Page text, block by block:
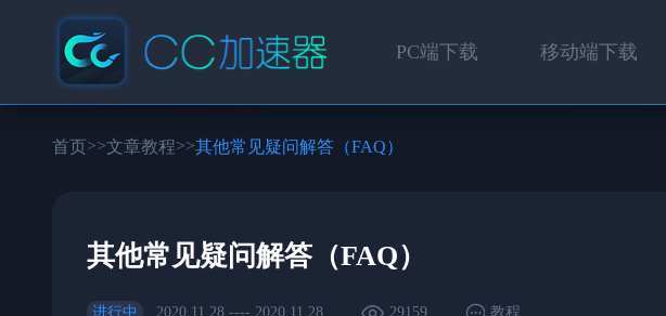
PC端下载 移动端下载
首页>>文章教程>>其他常见疑问解答（FAQ）
其他常见疑问解答（FAQ）
进行中 2020.11.28 ---- 2020.11.28 29159 教程